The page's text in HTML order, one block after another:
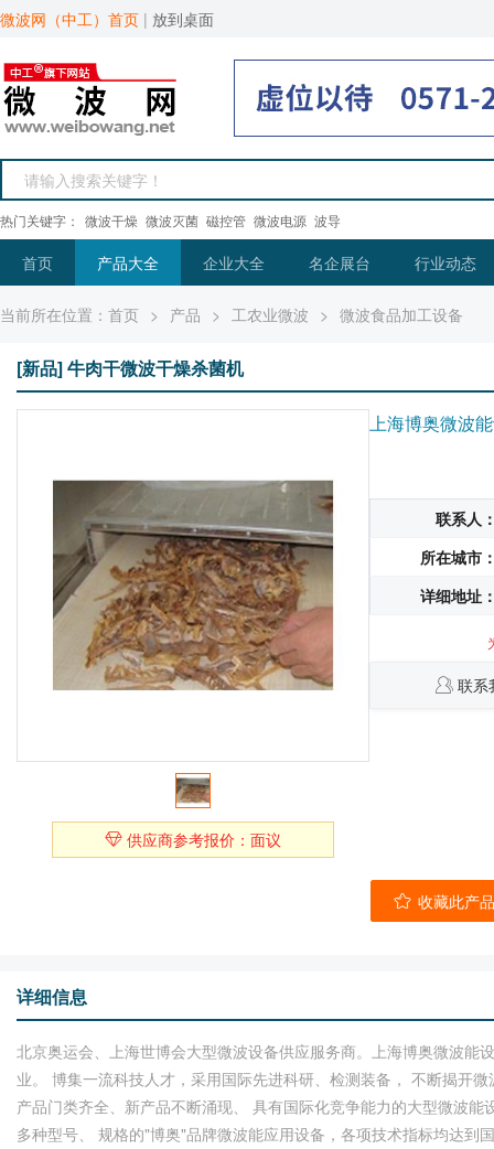
微波网（中工）首页 | 放到桌面
热门关键字： 微波干燥 微波灭菌 磁控管 微波电源 波导
首页 产品大全 企业大全 名企展台 行业动态
当前所在位置： 首页 > 产品 > 工农业微波 > 微波食品加工设备
[新品] 牛肉干微波干燥杀菌机
供应商参考报价：面议
上海博奥微波
联系人
所在城市
详细地址
联系
收藏此产品
详细信息
北京奥运会、上海世博会大型微波设备供应服务商。上海博奥微波
业。 博集一流科技人才，采用国际先进科研、检测装备， 不断揭开
产品门类齐全、新产品不断涌现、 具有国际化竞争能力的大型微波
多种型号、 规格的"博奥"品牌微波能应用设备，各项技术指标均达